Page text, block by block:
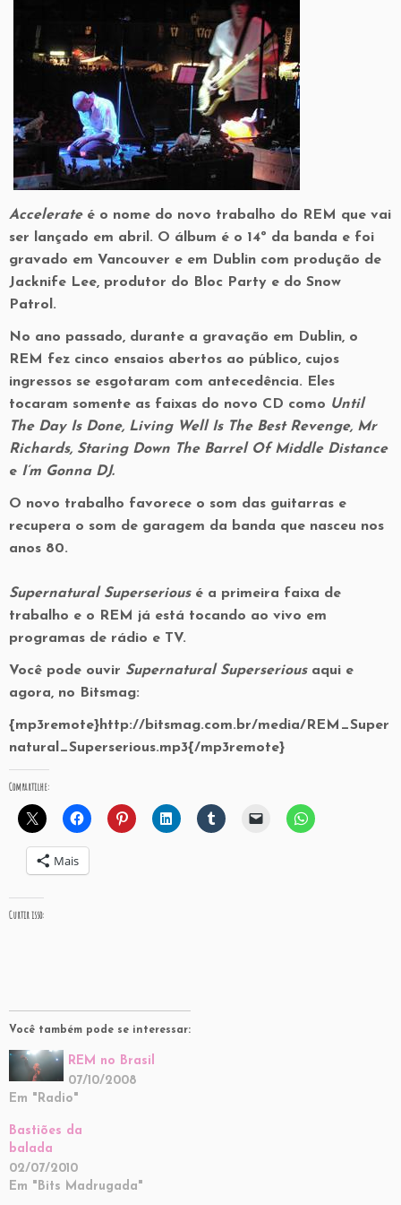
Accelerateé o nome do novo trabalho do REM que vai
ser lançado em abril. O álbum é o 14º da banda e foi
gravado em Vancouver e em Dublin com produção de
Jacknife Lee, produtor do Bloc Party e do Snow
Patrol.
No ano passado, durante a gravação em Dublin, o
REM fez cinco ensaios abertos ao público, cujos
ingressos se esgotaram com antecedência. Eles
tocaram somente as faixas do novo CD como Until
The Day Is Done, Living Well Is The Best Revenge, Mr
Richards, Staring Down The Barrel Of Middle Distance
e I’m Gonna DJ.
O novo trabalho favorece o som das guitarras e
recupera o som de garagem da banda que nasceu nos
anos 80.
Supernatural Superseriousé a primeira faixa de
trabalho e o REM já está tocando ao vivo em
programas de rádio e TV.
Você pode ouvir Supernatural Superserious aqui e
agora, no Bitsmag:
{mp3remote}http://bitsmag.com.br/media/REM_Super
natural_Superserious.mp3{/mp3remote}
Compartilhe:
Mais
Curtir isso:
Você também pode se interessar:
REM no Brasil
07/10/2008
Em "Radio"
Bastiões da
balada
02/07/2010
Em "Bits Madrugada"